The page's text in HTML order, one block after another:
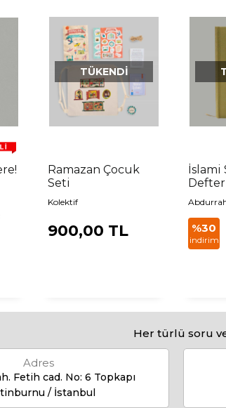
TÜKENDI
Ramazan Çocuk
Seti
Kolektif
900,00 TL
İslami
%30
indirim
Her türlü soru
Adres
Fetih cad. No: 6 Topkapı
/ İstanbul